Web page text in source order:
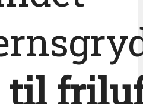
til